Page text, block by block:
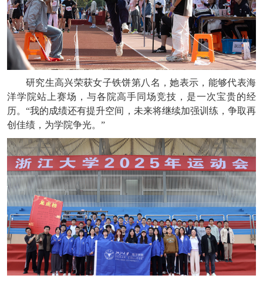
研究生高兴荣获女子铁饼第八名，她表示，能够代表海
洋学院站上赛场，与各院高手同场竞技，是一次宝贵的经
历。“我的成绩还有提升空间，未来将继续加强训练，争取再
创佳绩，为学院争光。”